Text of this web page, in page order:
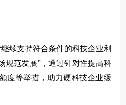
续支持符合条件的科技企业利
规范发展”，通过针对性提高科
度等举措，助力硬科技企业缓